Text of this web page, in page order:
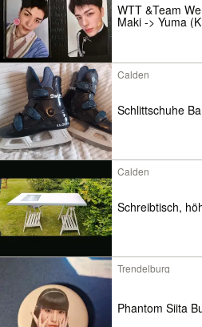
WTT &Team
Maki -> Yuma
Calden
Schlittschuhe
Calden
Schreibtisch,
Trendelburg
Phantom Siita